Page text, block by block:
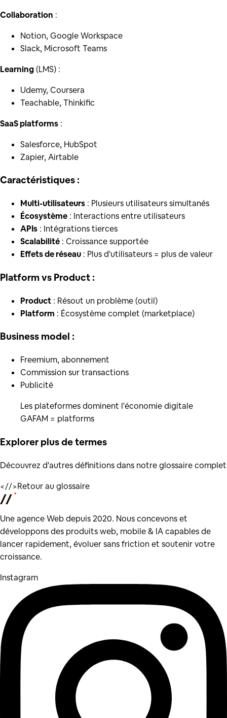
Collaboration :
Notion, Google Workspace
Slack, Microsoft Teams
Learning(LMS) :
Udemy, Coursera
Teachable, Thinkific
SaaS platforms :
Salesforce, HubSpot
Zapier, Airtable
Caractéristiques :
Multi-utilisateurs : Plusieurs utilisateurs simultanés
Écosystème : Interactions entre utilisateurs
APIs : Intégrations tierces
Scalabilité : Croissance supportée
Effets de réseau : Plus d'utilisateurs = plus de valeur
Platform vs Product :
Product : Résout un problème (outil)
Platform : Écosystème complet (marketplace)
Business model :
Freemium, abonnement
Commission sur transactions
Publicité
Les plateformes dominent l'économie digitale
GAFAM = platforms
Explorer plus determes
Découvrez d'autres définitions dans notre glossaire complet
<//>Retour au glossaire
Une agence Web depuis 2020. Nous concevons et
développons des produits web, mobile & IA capables de
lancer rapidement, évoluer sans friction et soutenir votre
croissance.
Instagram